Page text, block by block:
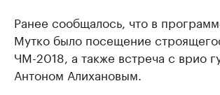
Ранее сообщалось, что в
Мутко было посещение
ЧМ-2018, а также встреча с врио
Антоном Алихановым.